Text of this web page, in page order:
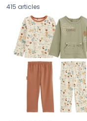
415 articles